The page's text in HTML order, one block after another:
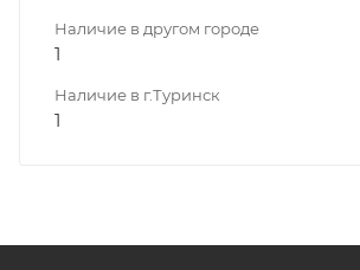
Наличие в другом городе
1
Наличие в г.Туринск
1